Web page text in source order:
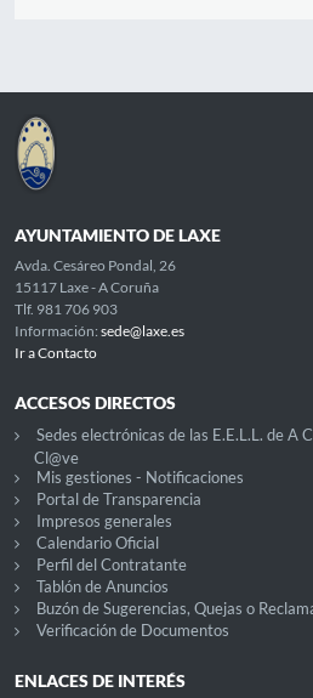
AYUNTAMIENTO DE LAXE
Avda. Cesáreo Pondal, 26
15117 Laxe - A Coruña
Tlf. 981 706 903
Información: sede@laxe.es
Ir a Contacto
ACCESOS DIRECTOS
Sedes electrónicas de las E.E.L.L. de A
Cl@ve
Mis gestiones - Notificaciones
Portal de Transparencia
Impresos generales
Calendario Oficial
Perfil del Contratante
Tablón de Anuncios
Buzón de Sugerencias, Quejas o
Verificación de Documentos
ENLACES DE INTERÉS